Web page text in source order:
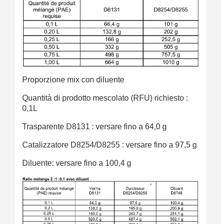
Proporzione mix con diluente
Quantità di prodotto mescolato (RFU) richiesto :
0,1L
Trasparente D8131 : versare fino a 64,0 g
Catalizzatore D8254/D8255 : versare fino a 97,5 g
Diluente: versare fino a 100,4 g